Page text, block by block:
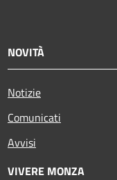
NOVITÀ
Notizie
Comunicati
Avvisi
VIVERE MONZA